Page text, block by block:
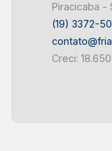
infraestrutura
pela
PARA -
Piracicaba -
(19) 3372-
Creci: